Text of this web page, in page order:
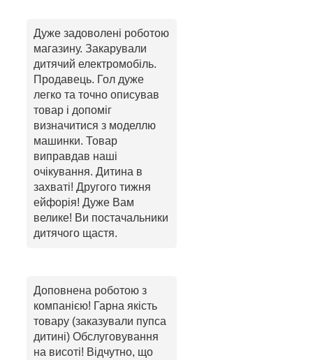
Дуже задоволені роботою
магазину. Закарували
дитячий електромобіль.
Продавець. Гол дуже
легко та точно описував
товар і допоміг
визначитися з моделлю
машинки. Товар
виправдав наші
очікування. Дитина в
захваті! Другого тижня
ейфорія! Дуже Вам
велике! Ви постачальники
дитячого щастя.
Доповнена роботою з
компанією! Гарна якість
товару (заказували пупса
дитині) Обслуговування
на висоті! Відчутно, що